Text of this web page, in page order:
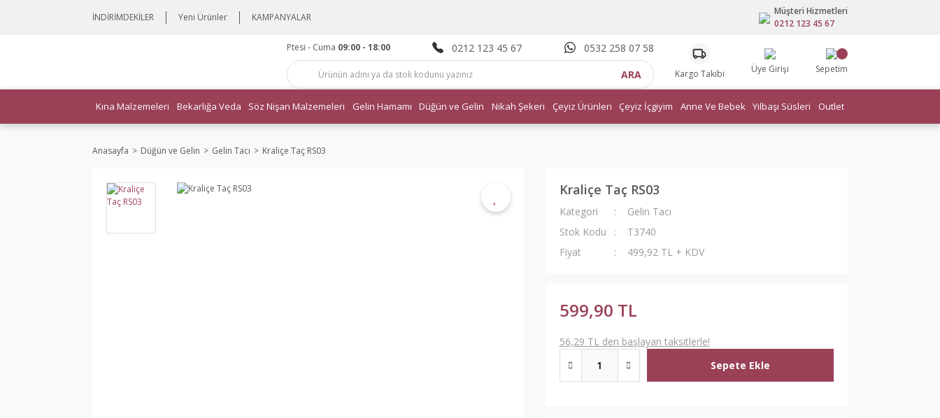
İNDİRİMDEKİLER Yeni Ürünler KAMPANYALAR
Müşteri Hizmetleri
0212 123 45 67
Ptesi - Cuma 09:00 - 18:00 0212 123 45 67 0532 258 07 58
ARA Kargo Takibi Üye Girişi Sepetim
Kına Malzemeleri Bekarlığa Veda Söz Nişan Malzemeleri Gelin Hamamı Düğün ve Gelin Nikah Şekeri Çeyiz Ürünleri Çeyiz İçgiyim Anne Ve Bebek Yılbaşı Süsleri Outlet
Anasayfa Düğün ve Gelin Gelin Tacı Kraliçe Taç RS03
Kraliçe Taç RS03
Kategori
Gelin Tacı
Stok Kodu
T3740
Fiyat
499,92 TL + KDV
599,90 TL
56,29 TL den başlayan taksitlerle!
Sepete Ekle